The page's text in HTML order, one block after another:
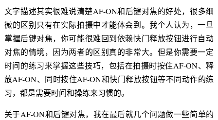
文字描述其实很难说清楚AF-ON和后键对焦的好处，很多细
微的区别只有在实际拍摄中才能体会到。我个人认为，一旦
掌握后键对焦，你可能很难回到依赖快门释放按钮进行自动
对焦的情境，因为两者的区别真的非常大。但是你需要一定
时间的练习来掌握这些技巧，包括在拍摄时按住AF-ON、释
放AF-ON、同时按住AF-ON和快门释放按钮等不同动作的练
习，都是需要时间和操练来习惯的。
关于AF-ON和后键对焦，我在最后就几个问题做一些简单的